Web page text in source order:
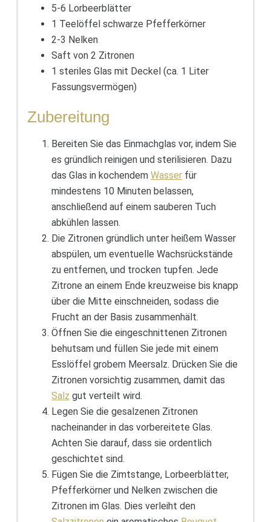
5-6 Lorbeerblätter
1 Teelöffel schwarze Pfefferkörner
2-3 Nelken
Saft von 2 Zitronen
1 steriles Glas mit Deckel (ca. 1 Liter
Fassungsvermögen)
Zubereitung
Bereiten Sie das Einmachglas vor, indem Sie
es gründlich reinigen und sterilisieren. Dazu
das Glas in kochendem Wasserfür
mindestens 10 Minuten belassen,
anschließend auf einem sauberen Tuch
abkühlen lassen.
Die Zitronen gründlich unter heißem Wasser
abspülen, um eventuelle Wachsrückstände
zu entfernen, und trocken tupfen. Jede
Zitrone an einem Ende kreuzweise bis knapp
über die Mitte einschneiden, sodass die
Frucht an der Basis zusammenhält.
Öffnen Sie die eingeschnittenen Zitronen
behutsam und füllen Sie jede mit einem
Esslöffel grobem Meersalz. Drücken Sie die
Zitronen vorsichtig zusammen, damit das
Salz gut verteilt wird.
Legen Sie die gesalzenen Zitronen
nacheinander in das vorbereitete Glas.
Achten Sie darauf, dass sie ordentlich
geschichtet sind.
Fügen Sie die Zimtstange, Lorbeerblätter,
Pfefferkörner und Nelken zwischen die
Zitronen im Glas. Dies verleiht den